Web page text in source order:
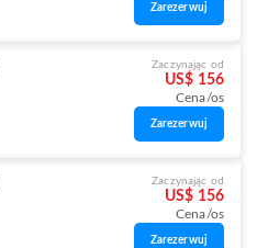
Zarezerwuj
Zaczynając od
US$ 156
Cena/os
Zarezerwuj
Zaczynając od
US$ 156
Cena/os
Zarezerwuj